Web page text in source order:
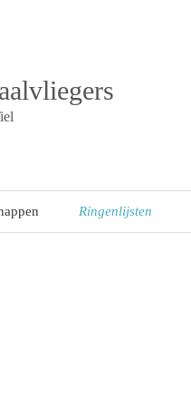
Ringenlijsten